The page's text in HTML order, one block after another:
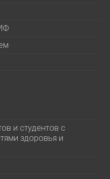
и студентов с
здоровья и